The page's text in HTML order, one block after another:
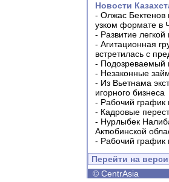
Новости
- Олжас Бектенов
узком формате в
- Развитие
- Агитационная
встретилась с
- Подозреваемый
- Незаконные
- Из Вьетнама
игорного бизнеса
- Рабочий график
- Кадровые
- Нурлыбек
Актюбинской
- Рабочий график
Перейти на
© CentrAsia